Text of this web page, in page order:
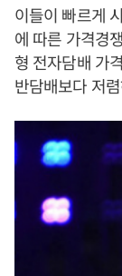
이들이 빠르게
에 따른 가격경
형 전자담배 가
반담배보다 저